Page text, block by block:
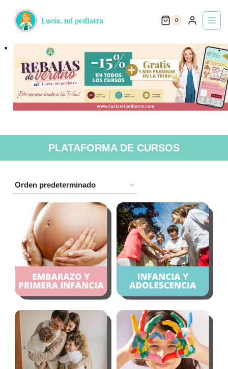
0
PLATAFORMA DE CURSOS